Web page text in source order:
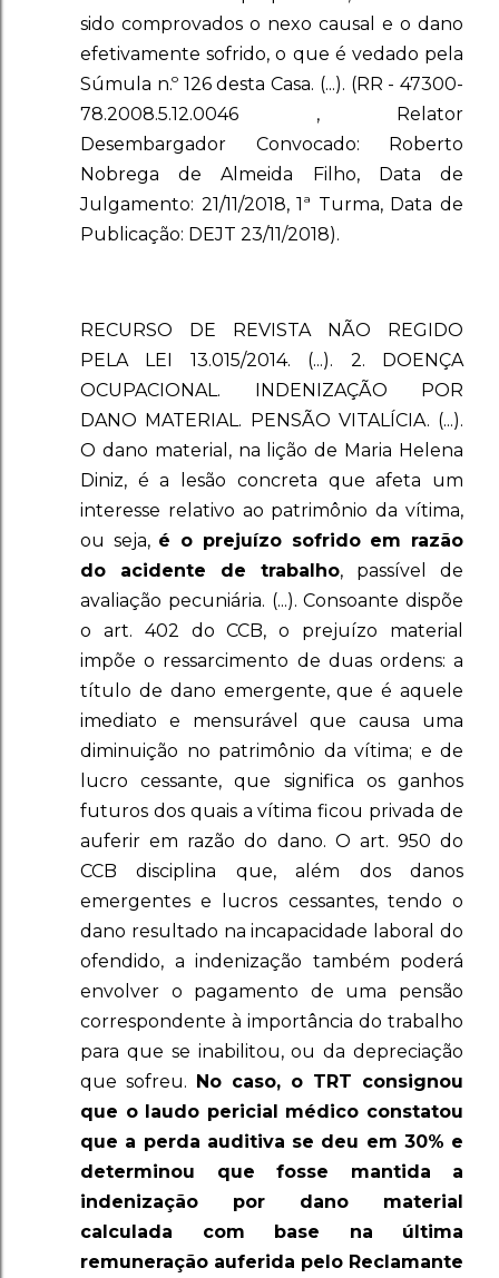
sido comprovados o nexo causal e o dano
efetivamente sofrido, o que é vedado pela
Súmula n.º 126 desta Casa. (...). (RR - 47300-
78.2008.5.12.0046 , Relator
Desembargador Convocado: Roberto
Nobrega de Almeida Filho, Data de
Julgamento: 21/11/2018, 1ª Turma, Data de
Publicação: DEJT 23/11/2018).
RECURSO DE REVISTA NÃO REGIDO
PELA LEI 13.015/2014. (...). 2. DOENÇA
OCUPACIONAL. INDENIZAÇÃO POR
DANO MATERIAL. PENSÃO VITALÍCIA. (...).
O dano material, na lição de Maria Helena
Diniz, é a lesão concreta que afeta um
interesse relativo ao patrimônio da vítima,
ou seja, é o prejuízo sofrido em razão
do acidente de trabalho, passível de
avaliação pecuniária. (...). Consoante dispõe
o art. 402 do CCB, o prejuízo material
impõe o ressarcimento de duas ordens: a
título de dano emergente, que é aquele
imediato e mensurável que causa uma
diminuição no patrimônio da vítima; e de
lucro cessante, que significa os ganhos
futuros dos quais a vítima ficou privada de
auferir em razão do dano. O art. 950 do
CCB disciplina que, além dos danos
emergentes e lucros cessantes, tendo o
dano resultado na incapacidade laboral do
ofendido, a indenização também poderá
envolver o pagamento de uma pensão
correspondente à importância do trabalho
para que se inabilitou, ou da depreciação
que sofreu. No caso, o TRT consignou
que o laudo pericial médico constatou
que a perda auditiva se deu em 30% e
determinou que fosse mantida a
indenização por dano material
calculada com base na última
remuneração auferida pelo Reclamante